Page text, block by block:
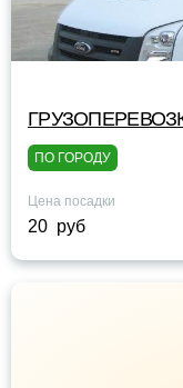
ПО ГОРОДУ
Цена посадки
20 руб